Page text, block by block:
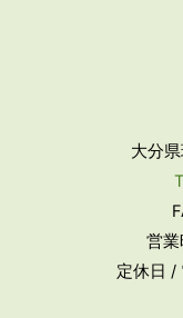
大分
営
定休日 /